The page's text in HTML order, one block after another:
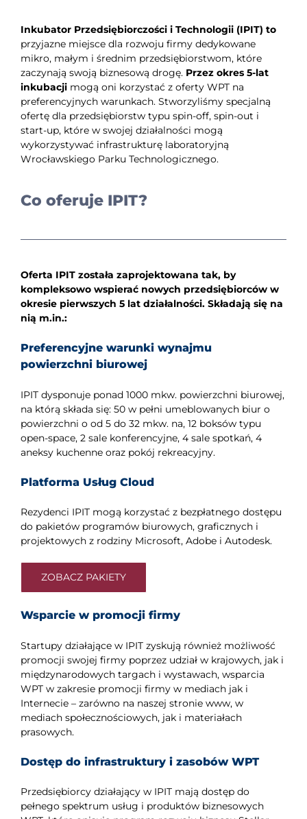
Inkubator Przedsiębiorczości i Technologii (IPIT) to
przyjazne miejsce dla rozwoju firmy dedykowane
mikro, małym i średnim przedsiębiorstwom, które
zaczynają swoją biznesową drogę. Przez okres 5-lat
inkubacji mogą oni korzystać z oferty WPT na
preferencyjnych warunkach. Stworzyliśmy specjalną
ofertę dla przedsiębiorstw typu spin-off, spin-out i
start-up, które w swojej działalności mogą
wykorzystywać infrastrukturę laboratoryjną
Wrocławskiego Parku Technologicznego.
Co oferuje IPIT?
Oferta IPIT została zaprojektowana tak, by
kompleksowo wspierać nowych przedsiębiorców w
okresie pierwszych 5 lat działalności. Składają się na
nią m.in.:
Preferencyjne warunki wynajmu
powierzchni biurowej
IPIT dysponuje ponad 1000 mkw. powierzchni biurowej,
na którą składa się: 50 w pełni umeblowanych biur o
powierzchni o od 5 do 32 mkw. na, 12 boksów typu
open-space, 2 sale konferencyjne, 4 sale spotkań, 4
aneksy kuchenne oraz pokój rekreacyjny.
Platforma Usług Cloud
Rezydenci IPIT mogą korzystać z bezpłatnego dostępu
do pakietów programów biurowych, graficznych i
projektowych z rodziny Microsoft, Adobe i Autodesk.
ZOBACZ PAKIETY
Wsparcie w promocji firmy
Startupy działające w IPIT zyskują również możliwość
promocji swojej firmy poprzez udział w krajowych, jak i
międzynarodowych targach i wystawach, wsparcia
WPT w zakresie promocji firmy w mediach jak i
Internecie – zarówno na naszej stronie www, w
mediach społecznościowych, jak i materiałach
prasowych.
Dostęp do infrastruktury i zasobów WPT
Przedsiębiorcy działający w IPIT mają dostęp do
pełnego spektrum usług i produktów biznesowych